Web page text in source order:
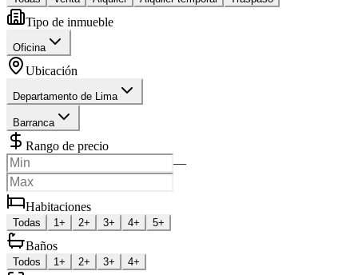
Tipo de inmueble
Oficina
Ubicación
Departamento de Lima
Barranca
Rango de precio
—
Habitaciones
Todas 1+ 2+ 3+ 4+ 5+
Baños
Todos 1+ 2+ 3+ 4+